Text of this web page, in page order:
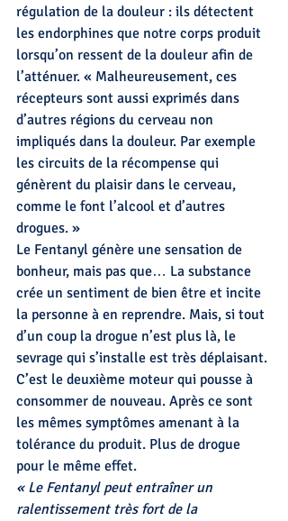
régulation de la douleur : ils détectent
les endorphines que notre corps produit
lorsqu’on ressent de la douleur afin de
l’atténuer. « Malheureusement, ces
récepteurs sont aussi exprimés dans
d’autres régions du cerveau non
impliqués dans la douleur. Par exemple
les circuits de la récompense qui
génèrent du plaisir dans le cerveau,
comme le font l’alcool et d’autres
drogues. »
Le Fentanyl génère une sensation de
bonheur, mais pas que… La substance
crée un sentiment de bien être et incite
la personne à en reprendre. Mais, si tout
d’un coup la drogue n’est plus là, le
sevrage qui s’installe est très déplaisant.
C’est le deuxième moteur qui pousse à
consommer de nouveau. Après ce sont
les mêmes symptômes amenant à la
tolérance du produit. Plus de drogue
pour le même effet.
« Le Fentanyl peut entraîner un
ralentissement très fort de la